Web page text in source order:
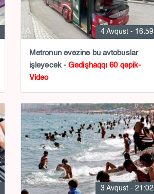
4 Avqust - 16:59
Metronun əvəzinə bu avtobuslar
işləyəcək -Gedişhaqqı 60 qəpik-
Video
3 Avqust - 21:02